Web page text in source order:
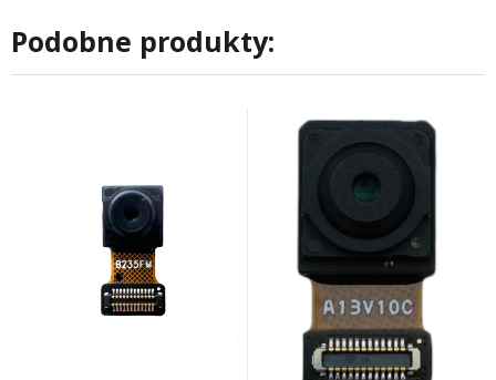
Podobne produkty: